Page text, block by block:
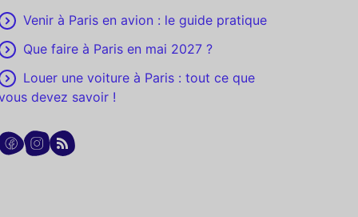
Venir à Paris en avion : le guide pratique
Que faire à Paris en mai 2027 ?
Louer une voiture à Paris : tout ce que
devez savoir !